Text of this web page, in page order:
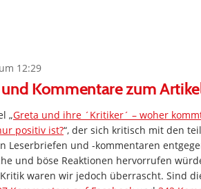
12:29
Kommentare zum
„Greta und ihre ´Kritiker´ – woher
positiv ist?“, der sich kritisch mit den
Leserbriefen und -kommentaren
und böse Reaktionen hervorrufen
waren wir jedoch überrascht. Sind